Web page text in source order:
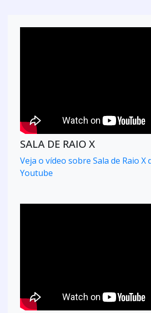
SALA DE RAIO X
Veja o vídeo sobre Sala de Raio X
Youtube